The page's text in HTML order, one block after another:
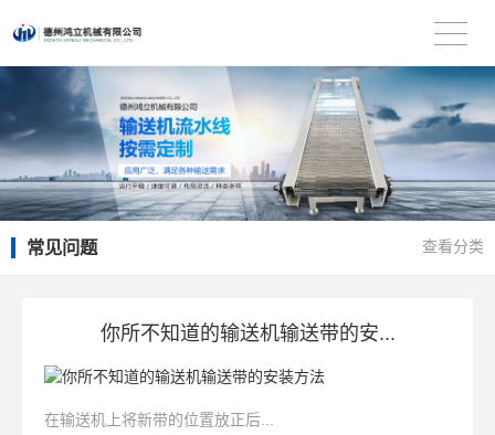
常见问题 查看分类
你所不知道的输送机输送带的安...
在输送机上将新带的位置放正后...